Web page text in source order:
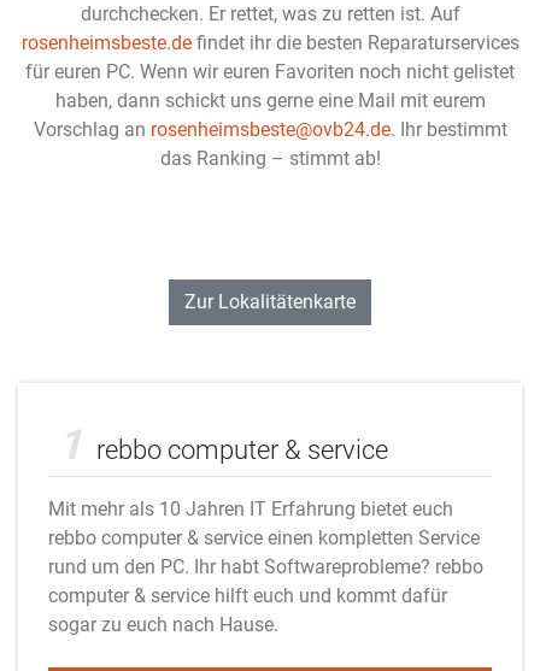
durchchecken. Er rettet, was zu retten ist. Auf
rosenheimsbeste.defindet ihr die besten Reparaturservices
für euren PC. Wenn wir euren Favoriten noch nicht gelistet
haben, dann schickt uns gerne eine Mail mit eurem
Vorschlag an rosenheimsbeste@ovb24.de. Ihr bestimmt
das Ranking – stimmt ab!
Zur Lokalitätenkarte
1 rebbo computer & service
Mit mehr als 10 Jahren IT Erfahrung bietet euch
rebbo computer & service einen kompletten Service
rund um den PC. Ihr habt Softwareprobleme? rebbo
computer & service hilft euch und kommt dafür
sogar zu euch nach Hause.